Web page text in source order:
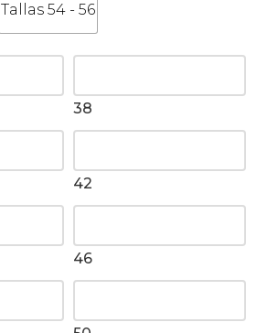
Tallas 54 - 56
38
42
46